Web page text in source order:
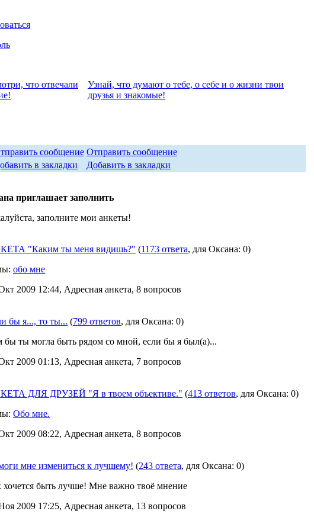
что отвeчали
Узнай, что думают о тебе, о себе и о жизни твои
друзья и знакомые!
Отправить сообщение
Добавить в закладки
приглашает заполнить
заполните мои анкеты!
"Каким ты меня видишь?" (1173 ответа, для Oксана: 0)
обо мне
2009 12:44, Адресная анкета, 8 вопросов
бы я..., то ты... (799 ответов, для Oксана: 0)
бы ты могла быть рядом со мной, если бы я был(а)...
2009 01:13, Адресная анкета, 7 вопросов
ДЛЯ ДРУЗЕЙ "Я в твоем объективе." (413 ответов, для Oксана: 0)
Обо мне.
2009 08:22, Адресная анкета, 8 вопросов
мне измениться к лучшему! (243 ответа, для Oксана: 0)
хочется быть лучше! Мне важно твоё мнение
2009 17:25, Адресная анкета, 13 вопросов